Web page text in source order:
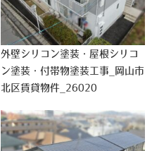
外壁シリコン塗装・屋根シリコ
ン塗装・付帯物塗装工事_岡山市
北区賃貸物件_26020